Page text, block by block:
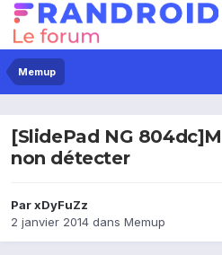
Memup
[SlidePad NG
non détecter
ParxDyFuZz
2 janvier 2014 dans Memup